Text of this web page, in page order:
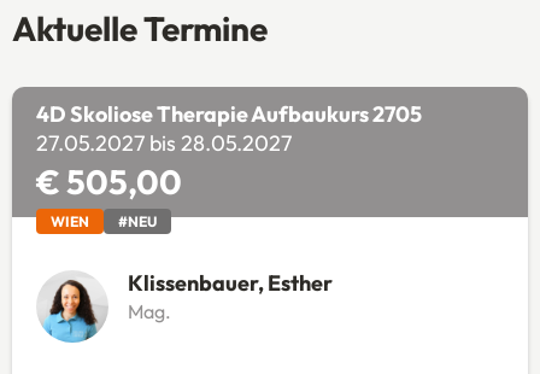
Aktuelle Termine
4D Skoliose Therapie Aufbaukurs 2705
27.05.2027 bis 28.05.2027
€ 505,00
WIEN #NEU
Klissenbauer, Esther
Mag.